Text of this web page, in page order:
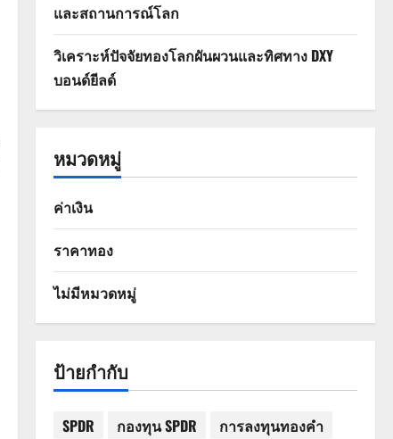
และสถานการณ์โลก
วิเคราะห์ปัจจัยทองโลกผันผวนและทิศทาง DXY
บอนด์ยีลด์
หมวดหมู่
ค่าเงิน
ราคาทอง
ไม่มีหมวดหมู่
ป้ายกำกับ
SPDR กองทุน SPDR
การลงทุนทองคำ